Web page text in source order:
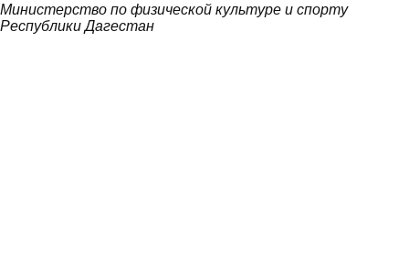
Министерство по физической культуре и спорту
Республики Дагестан